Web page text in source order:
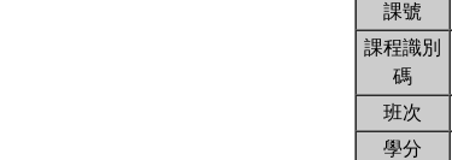
課號
課程識別
碼
班次
學分